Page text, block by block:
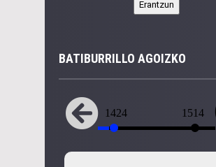
BATIBURRILLO AGOIZKO